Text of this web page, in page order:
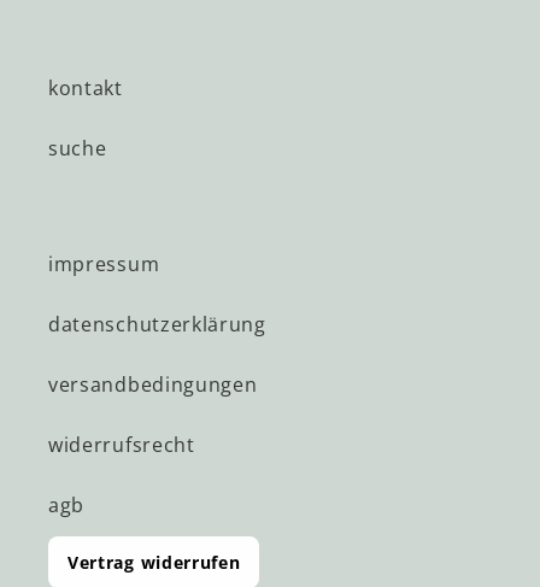
kontakt
suche
impressum
datenschutzerklärung
versandbedingungen
widerrufsrecht
agb
Vertrag widerrufen